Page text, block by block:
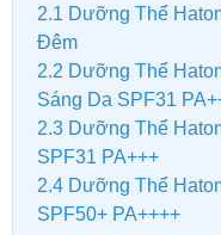
2.1 Dưỡng Thể
Đêm
2.2 Dưỡng Thể
Sáng Da SPF31
2.3 Dưỡng Thể
SPF31 PA+++
2.4 Dưỡng Thể
SPF50+ PA++++